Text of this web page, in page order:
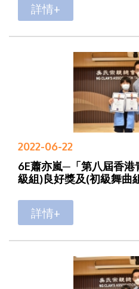
詳情+
2022-06-22
6E蕭亦嵐─「第八屆香
級組)良好獎及(初級舞曲
詳情+